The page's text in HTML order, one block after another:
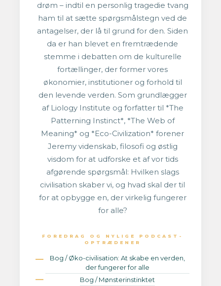
drøm – indtil en personlig tragedie tvang
ham til at sætte spørgsmålstegn ved de
antagelser, der lå til grund for den. Siden
da er han blevet en fremtrædende
stemme i debatten om de kulturelle
fortællinger, der former vores
økonomier, institutioner og forhold til
den levende verden. Som grundlægger
af Liology Institute og forfatter til *The
Patterning Instinct*, *The Web of
Meaning* og *Eco-Civilization* forener
Jeremy videnskab, filosofi og østlig
visdom for at udforske et af vor tids
afgørende spørgsmål: Hvilken slags
civilisation skaber vi, og hvad skal der til
for at opbygge en, der virkelig fungerer
for alle?
FOREDRAG OG NYLIGE PODCAST-
OPTRÆDENER
Bog / Øko-civilisation: At skabe en verden,
der fungerer for alle
Bog / Mønsterinstinktet